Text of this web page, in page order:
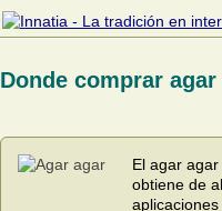
Donde comprar
El agar
obtiene de